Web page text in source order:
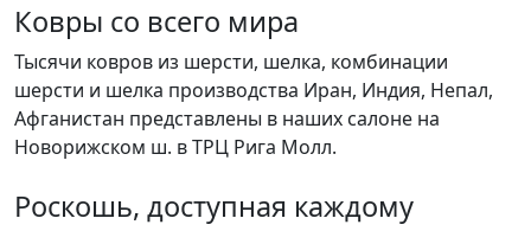
Ковры со всего мира
Тысячи ковров из шерсти, шелка, комбинации
шерсти и шелка производства Иран, Индия, Непал,
Афганистан представлены в наших салоне на
Новорижском ш. в ТРЦ Рига Молл.
Роскошь, доступная каждому